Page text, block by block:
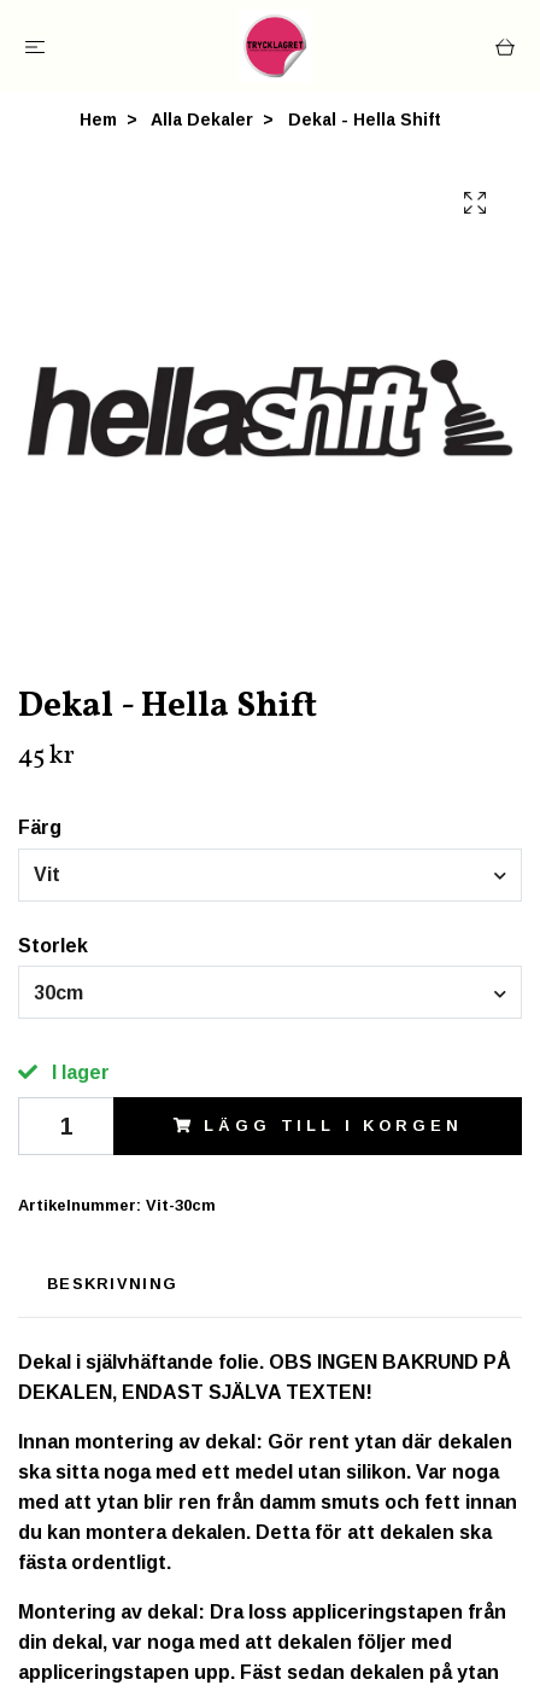
Hem Alla Dekaler Dekal - Hella Shift
Dekal - Hella Shift
45 kr
Färg
Vit
Storlek
30cm
I lager
LÄGG TILL I KORGEN
Artikelnummer: Vit-30cm
BESKRIVNING
Dekal i självhäftande folie. OBS INGEN BAKRUND PÅ
DEKALEN, ENDAST SJÄLVA TEXTEN!
Innan montering av dekal: Gör rent ytan där dekalen
ska sitta noga med ett medel utan silikon. Var noga
med att ytan blir ren från damm smuts och fett innan
du kan montera dekalen. Detta för att dekalen ska
fästa ordentligt.
Montering av dekal: Dra loss appliceringstapen från
din dekal, var noga med att dekalen följer med
appliceringstapen upp. Fäst sedan dekalen på ytan